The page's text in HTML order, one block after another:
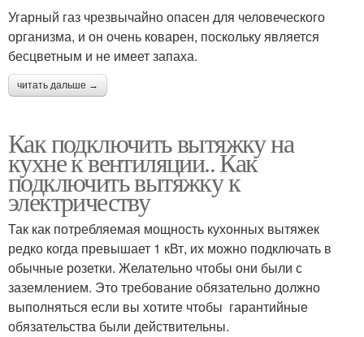
Угарный газ чрезвычайно опасен для человеческого
организма, и он очень коварен, поскольку является
бесцветным и не имеет запаха.
читать дальше →
Как подключить вытяжку на
кухне к вентиляции.. Как
подключить вытяжку к
электричеству
Так как потребляемая мощность кухонных вытяжек
редко когда превышает 1 кВт, их можно подключать в
обычные розетки. Желательно чтобы они были с
заземлением. Это требование обязательно должно
выполняться если вы хотите чтобы гарантийные
обязательства были действительны.